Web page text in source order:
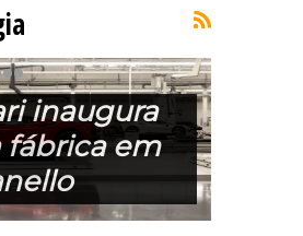
inaugura
fábrica em